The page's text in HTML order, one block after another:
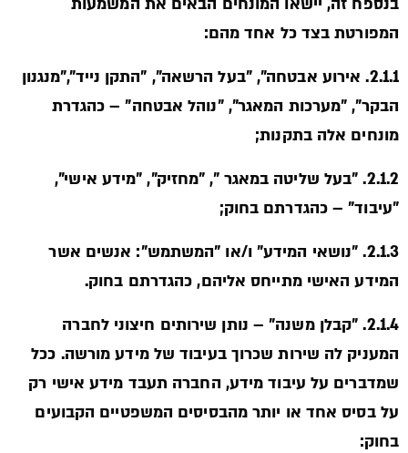
המפורטת בצד כל אחד מהם:
2.1.1. אירוע אבטחה", "בעל הרשאה", "התקן נייד","מנגנון
הבקר", "מערכות המאגר", "נוהל אבטחה" – כהגדרת
מונחים אלה בתקנות;
2.1.2. "בעל שליטה במאגר ", "מחזיק", "מידע אישי",
"עיבוד" – כהגדרתם בחוק;
2.1.3. "נושאי המידע" ו/או "המשתמש": אנשים אשר
המידע האישי מתייחס אליהם, כהגדרתם בחוק.
2.1.4. "קבלן משנה" – נותן שירותים חיצוני לחברה
המעניק לה שירות שכרוך בעיבוד של מידע מורשה. ככל
שמדברים על עיבוד מידע, החברה תעבד מידע אישי רק
על בסיס אחד או יותר מהבסיסים המשפטיים הקבועים
בחוק: